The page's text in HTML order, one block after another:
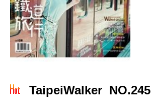
TaipeiWalker NO.245